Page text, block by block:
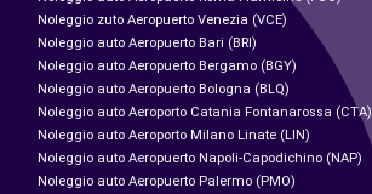
Noleggio zuto Aeropuerto Venezia (VCE)
Noleggio auto Aeropuerto Bari (BRI)
Noleggio auto Aeropuerto Bergamo (BGY)
Noleggio auto Aeropuerto Bologna (BLQ)
Noleggio auto Aeroporto Catania Fontanarossa (CTA)
Noleggio auto Aeroporto Milano Linate (LIN)
Noleggio auto Aeropuerto Napoli-Capodichino (NAP)
Noleggio auto Aeropuerto Palermo (PMO)